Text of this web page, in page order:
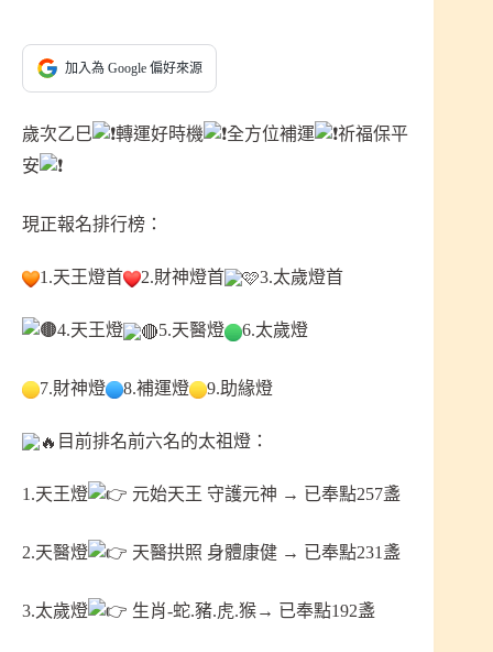
加入為 Google 偏好來源
歲次乙巳 轉運好時機 全方位補運
祈福保平
安
現正報名排行榜：
1.天王燈首 2.財神燈首 3.太歲燈首
4.天王燈 5.天醫燈 6.太歲燈
7.財神燈 8.補運燈 9.助緣燈
目前排名前六名的太祖燈：
1.天王燈 元始天王 守護元神 → 已奉點257盞
2.天醫燈 天醫拱照 身體康健 → 已奉點231盞
3.太歲燈 生肖-蛇.豬.虎.猴→ 已奉點192盞